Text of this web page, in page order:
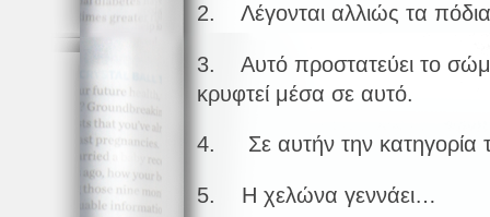
2. Λέγονται αλλιώς τα
3. Αυτό προστατεύει το
κρυφτεί μέσα σε αυτό.
4. Σε αυτήν την κατηγορία
5. Η χελώνα γεννάει…